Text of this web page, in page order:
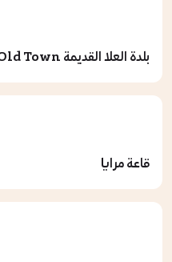
بلدة العلا القديمة AlUla Old Town
قاعة مرايا